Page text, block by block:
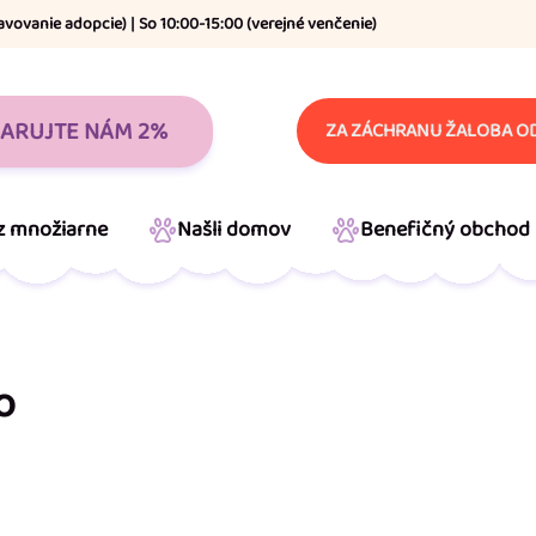
adopcie) | So 10:00-15:00 (verejné venčenie)
NÁM 2% ZA ZÁCHRANU ŽALOBA
množiarne Našli domov Benefičný obchod